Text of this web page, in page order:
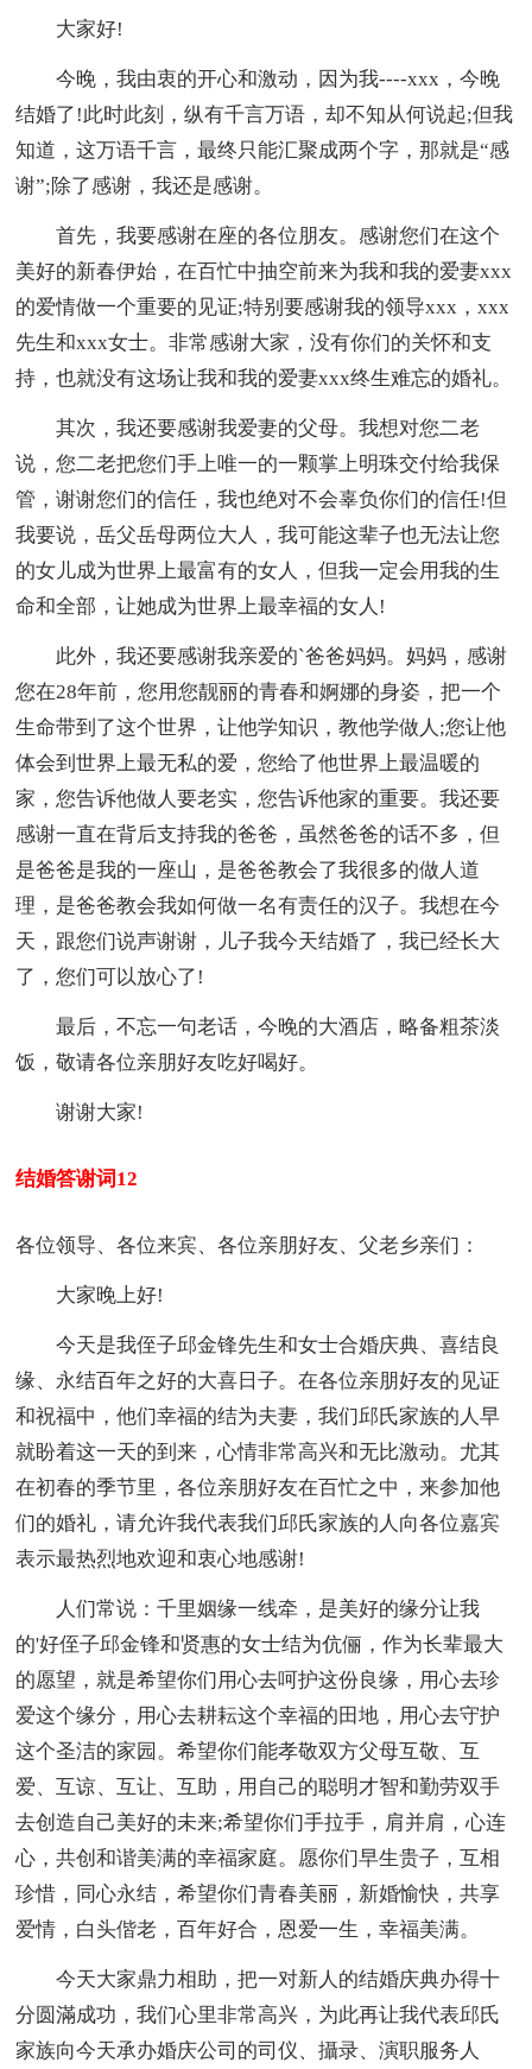
大家好!
今晚，我由衷的开心和激动，因为我----xxx，今晚
结婚了!此时此刻，纵有千言万语，却不知从何说起;但我
知道，这万语千言，最终只能汇聚成两个字，那就是“感
谢”;除了感谢，我还是感谢。
首先，我要感谢在座的各位朋友。感谢您们在这个
美好的新春伊始，在百忙中抽空前来为我和我的爱妻xxx
的爱情做一个重要的见证;特别要感谢我的领导xxx，xxx
先生和xxx女士。非常感谢大家，没有你们的关怀和支
持，也就没有这场让我和我的爱妻xxx终生难忘的婚礼。
其次，我还要感谢我爱妻的父母。我想对您二老
说，您二老把您们手上唯一的一颗掌上明珠交付给我保
管，谢谢您们的信任，我也绝对不会辜负你们的信任!但
我要说，岳父岳母两位大人，我可能这辈子也无法让您
的女儿成为世界上最富有的女人，但我一定会用我的生
命和全部，让她成为世界上最幸福的女人!
此外，我还要感谢我亲爱的`爸爸妈妈。妈妈，感谢
您在28年前，您用您靓丽的青春和婀娜的身姿，把一个
生命带到了这个世界，让他学知识，教他学做人;您让他
体会到世界上最无私的爱，您给了他世界上最温暖的
家，您告诉他做人要老实，您告诉他家的重要。我还要
感谢一直在背后支持我的爸爸，虽然爸爸的话不多，但
是爸爸是我的一座山，是爸爸教会了我很多的做人道
理，是爸爸教会我如何做一名有责任的汉子。我想在今
天，跟您们说声谢谢，儿子我今天结婚了，我已经长大
了，您们可以放心了!
最后，不忘一句老话，今晚的大酒店，略备粗茶淡
饭，敬请各位亲朋好友吃好喝好。
谢谢大家!
结婚答谢词12
各位领导、各位来宾、各位亲朋好友、父老乡亲们：
大家晚上好!
今天是我侄子邱金锋先生和女士合婚庆典、喜结良
缘、永结百年之好的大喜日子。在各位亲朋好友的见证
和祝福中，他们幸福的结为夫妻，我们邱氏家族的人早
就盼着这一天的到来，心情非常高兴和无比激动。尤其
在初春的季节里，各位亲朋好友在百忙之中，来参加他
们的婚礼，请允许我代表我们邱氏家族的人向各位嘉宾
表示最热烈地欢迎和衷心地感谢!
人们常说：千里姻缘一线牵，是美好的缘分让我
的'好侄子邱金锋和贤惠的女士结为伉俪，作为长辈最大
的愿望，就是希望你们用心去呵护这份良缘，用心去珍
爱这个缘分，用心去耕耘这个幸福的田地，用心去守护
这个圣洁的家园。希望你们能孝敬双方父母互敬、互
爱、互谅、互让、互助，用自己的聪明才智和勤劳双手
去创造自己美好的未来;希望你们手拉手，肩并肩，心连
心，共创和谐美满的幸福家庭。愿你们早生贵子，互相
珍惜，同心永结，希望你们青春美丽，新婚愉快，共享
爱情，白头偕老，百年好合，恩爱一生，幸福美满。
今天大家鼎力相助，把一对新人的结婚庆典办得十
分圆滿成功，我们心里非常高兴，为此再让我代表邱氏
家族向今天承办婚庆公司的司仪、攝录、演职服务人